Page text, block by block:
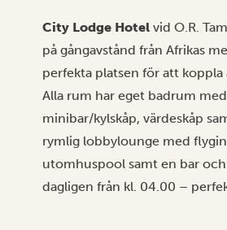
City Lodge Hotel vid O.R.
på gångavstånd från Afrikas
perfekta platsen för att
Alla rum har eget badrum
minibar/kylskåp, värdeskåp
rymlig lobbylounge med
utomhuspool samt en bar
dagligen från kl. 04.00 –